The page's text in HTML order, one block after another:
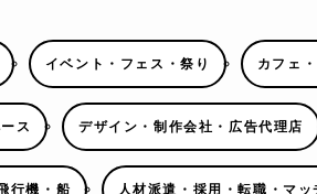
イベント・フェス・祭り カフェ
ス デザイン・制作会社・広告代理店
行機・船 人材派遣・採用・転職・マッ